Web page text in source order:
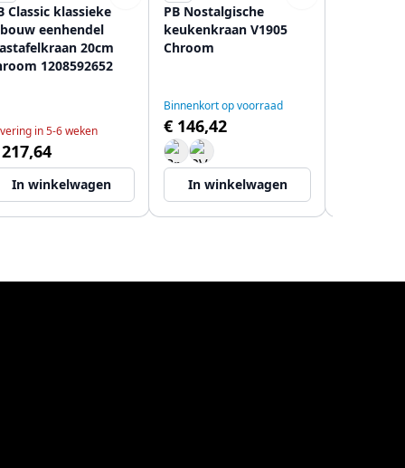
Classic klassieke
eenhendel
20cm
1208592652
in 5-6 weken
In winkelwagen
PB Nostalgische
keukenkraan V1905
Chroom
Binnenkort op voorraad
€ 146,42
In winkelwagen